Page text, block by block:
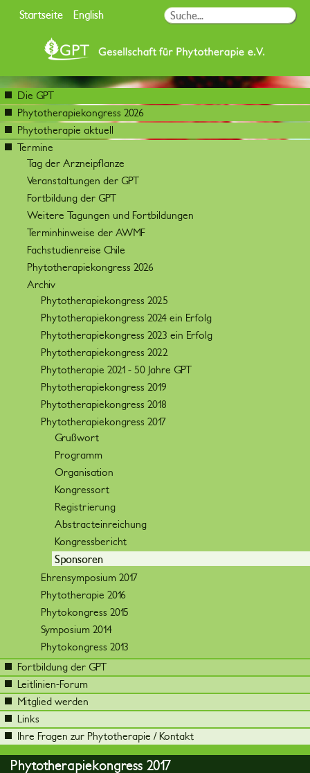
Startseite English
Die GPT
Phytotherapiekongress 2026
Phytotherapie aktuell
Termine
Tag der Arzneipflanze
Veranstaltungen der GPT
Fortbildung der GPT
Weitere Tagungen und Fortbildungen
Terminhinweise der AWMF
Fachstudienreise Chile
Phytotherapiekongress 2026
Archiv
Phytotherapiekongress 2025
Phytotherapiekongress 2024 ein Erfolg
Phytotherapiekongress 2023 ein Erfolg
Phytotherapiekongress 2022
Phytotherapie 2021 - 50 Jahre GPT
Phytotherapiekongress 2019
Phytotherapiekongress 2018
Phytotherapiekongress 2017
Grußwort
Programm
Organisation
Kongressort
Registrierung
Abstracteinreichung
Kongressbericht
Sponsoren
Ehrensymposium 2017
Phytotherapie 2016
Phytokongress 2015
Symposium 2014
Phytokongress 2013
Fortbildung der GPT
Leitlinien-Forum
Mitglied werden
Links
Ihre Fragen zur Phytotherapie / Kontakt
Phytotherapiekongress 2017